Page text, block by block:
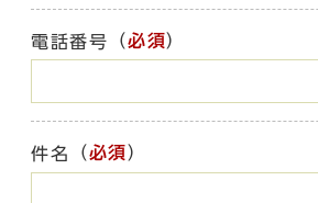
電話番号 （必須）
件名 （必須）